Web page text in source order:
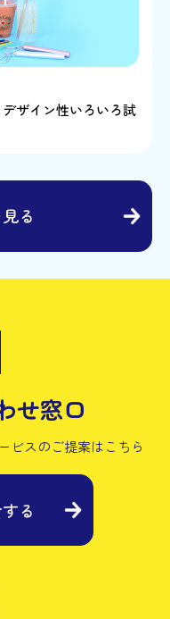
ザイン性いろいろ試
る
せ窓口
ビスのご提案はこちら
る